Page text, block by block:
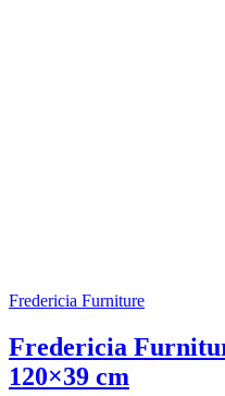
Fredericia Furniture
Fredericia
120×39 cm